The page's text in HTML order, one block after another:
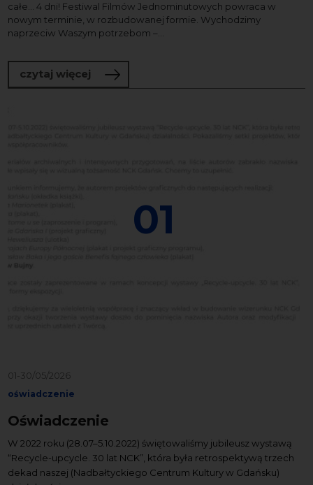
całe… 4 dni! Festiwal Filmów Jednominutowych powraca w
nowym terminie, w rozbudowanej formie. Wychodzimy
naprzeciw Waszym potrzebom –...
czytaj więcej o Festiwal Filmów Jednominutowych
01
01-30/05/2026
oświadczenie
Oświadczenie
W 2022 roku (28.07–5.10.2022) świętowaliśmy jubileusz wystawą
“Recycle-upcycle. 30 lat NCK”, która była retrospektywą trzech
dekad naszej (Nadbałtyckiego Centrum Kultury w Gdańsku)